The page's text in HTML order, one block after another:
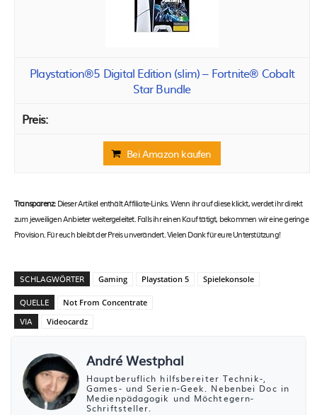
Playstation®5 Digital Edition (slim) – Fortnite® Cobalt
Star Bundle
Bei Amazon kaufen
Transparenz:Dieser Artikel enthält Affiliate-Links. Wenn ihr auf diese klickt, werdet ihr direkt
zum jeweiligen Anbieter weitergeleitet. Falls ihr einen Kauf tätigt, bekommen wir eine geringe
Provision. Für euch bleibt der Preis unverändert. Vielen Dank für eure Unterstützung!
SCHLAGWÖRTER Gaming Playstation 5 Spielekonsole
QUELLE Not From Concentrate
VIA Videocardz
André Westphal
Hauptberuflich hilfsbereiter Technik-,
Games- und Serien-Geek. Nebenbei Doc in
Medienpädagogik und Möchtegern-
Schriftsteller.